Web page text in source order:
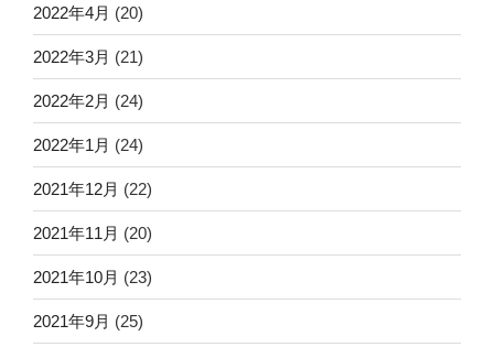
2022年4月 (20)
2022年3月 (21)
2022年2月 (24)
2022年1月 (24)
2021年12月 (22)
2021年11月 (20)
2021年10月 (23)
2021年9月 (25)